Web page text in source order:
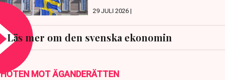
29 JULI 2026 |
Läs mer om den svenska ekonomin
HOTEN MOT ÄGANDERÄTTEN